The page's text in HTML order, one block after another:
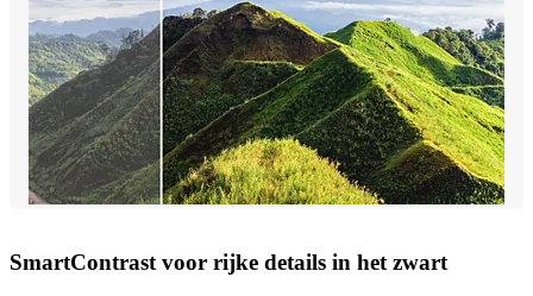
SmartContrast voor rijke details in het zwart